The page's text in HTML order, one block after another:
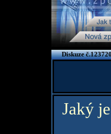
Diskuze
Jaký